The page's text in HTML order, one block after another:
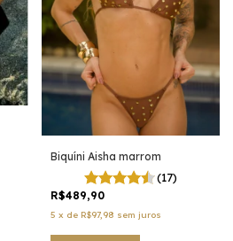
Biquíni Aisha marrom
(17)
R$489,90
5 x de R$97,98 sem juros